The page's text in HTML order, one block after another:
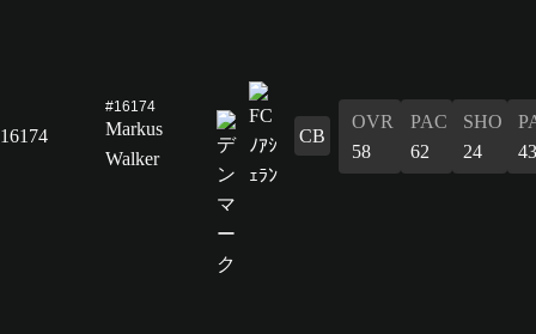
16174
#16174
Markus
Walker
CB
OVR
58
PAC
62
SHO
24
43